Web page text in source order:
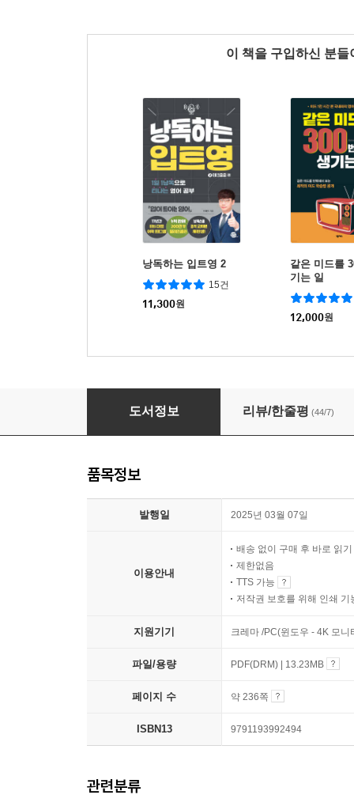
이 책을 구입하신 분
낭독하는 입트영 2
15건
11,300원
같은 미드를
기는 일
12,000원
영어 초보 탈출
도서정보 리뷰/한줄평 (44/7)
품목정보
발행일 2025년 03월 07일
이용안내
배송 없이 구매 후 바로 읽기
제한없음
TTS 가능
저작권 보호를 위해 인쇄 기
지원기기 크레마 /PC(윈도우 - 4K 모
파일/용량 PDF(DRM) | 13.23MB
페이지 수 약 236쪽
ISBN13 9791193992494
관련분류